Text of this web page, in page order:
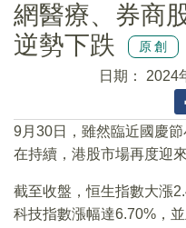
網醫療、券商
逆勢下跌
原創
日期： 2024
9月30日，雖然臨近國慶
在持續，港股市場再度迎來
截至收盤，恒生指數大漲
科技指數漲幅達6.70%，